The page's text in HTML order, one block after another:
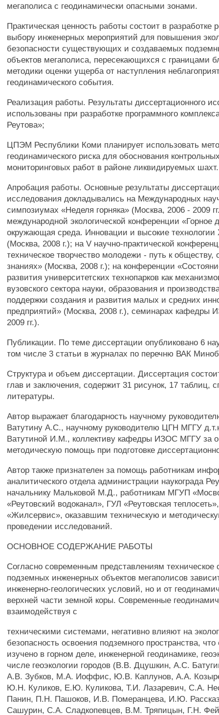
мегаполиса с геодинамически опасными зонами.
Практическая ценность работы состоит в разработке
выбору инженерных мероприятий для повышения
безопасности существующих и создаваемых
объектов мегаполиса, пересекающихся с границами
методики оценки ущерба от наступления
геодинамического события.
Реализация работы. Результаты диссертационного
использованы при разработке программного
Реутова»;
ЦПЭМ Республики Коми планирует использовать
геодинамического риска для обоснования
мониторинговых работ в районе ликвидируемых шахт.
Апробация работы. Основные результаты
исследования докладывались на Международных
симпозиумах «Неделя горняка» (Москва, 2006 - 2009
международной экологической конференции «Горное
окружающая среда. Инновации и высокие технологии
(Москва, 2008 г.); на V научно-практической
техническое творчество молодежи - путь к обществу,
знаниях» (Москва, 2008 г.); на конференции
развития университетских технопарков как
вузовского сектора науки, образования и
поддержки создания и развития малых и средних
предприятий» (Москва, 2008 г.), семинарах кафедры
2009 гг.).
Публикации. По теме диссертации опубликовано 6
том числе 3 статьи в журналах по перечню ВАК
Структура и объем диссертации. Диссертация
глав и заключения, содержит 31 рисунок, 17 таблиц,
литературы.
Автор выражает благодарность научному
Ватутину A.C., научному руководителю ЦГН МГГУ
Ватутиной И.М., коллективу кафедры ИЗОС МГГУ за
методическую помощь при подготовке
Автор также признателен за помощь работникам
аналитического отдела администрации наукограда
начальнику Мальковой М.Д., работникам МГУП
«Реутовский водоканал», ГУЛ «Реутовская
«Жилсервис», оказавшим техническую и
проведении исследований.
ОСНОВНОЕ СОДЕРЖАНИЕ РАБОТЫ
Согласно современным представлениям техническое
подземных инженерных объектов мегаполисов
инженерно-геологических условий, но и от
верхней части земной коры. Современные
взаимодействуя с
техническими системами, негативно влияют на
безопасность освоения подземного пространства,
изучено в горном деле, инженерной геодинамике,
числе геоэкологии городов (В.В. Дцушкин, A.C.
A.B. Зубков, М.А. Иоффис, Ю.В. Каплунов, A.A.
Ю.Н. Куликов, Е.Ю. Куликова, Т.И. Лазаревич, С.А.
Панин, П.Н. Пашоков, И.В. Померанцева, И.Ю.
Сашурин, С.А. Сладкопевцев, В.М. Тряпицын, Г.Н.